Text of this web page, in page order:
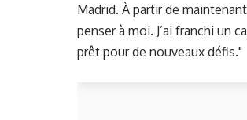
Madrid. À partir de
penser à moi. J’ai franchi un
prêt pour de nouveaux défis."